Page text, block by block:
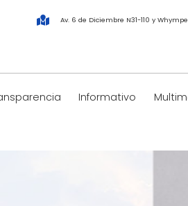
Av. 6 de Diciembre N31-110 y
Informativo